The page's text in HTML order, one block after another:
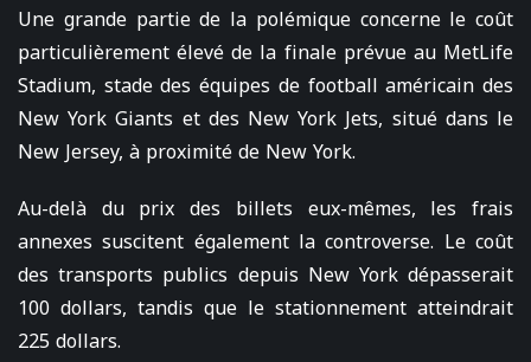
Une grande partie de la polémique concerne le coût
particulièrement élevé de la finale prévue au MetLife
Stadium, stade des équipes de football américain des
New York Giants et des New York Jets, situé dans le
New Jersey, à proximité de New York.
Au-delà du prix des billets eux-mêmes, les frais
annexes suscitent également la controverse. Le coût
des transports publics depuis New York dépasserait
100 dollars, tandis que le stationnement atteindrait
225 dollars.